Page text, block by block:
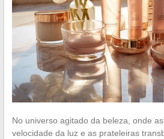
No universo agitado da beleza, onde
velocidade da luz e as prateleiras